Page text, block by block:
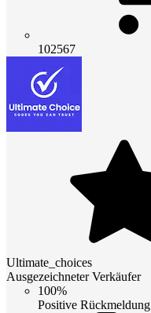
102567
Ultimate_choices
Ausgezeichneter Verkäufer
100%
Positive Rückmeldung